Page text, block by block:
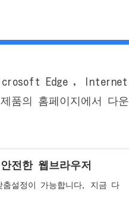
Edge , Internet
품의 홈페이지에서 다운
전한 웹브라우저
춤설정이 가능합니다. 지금 다